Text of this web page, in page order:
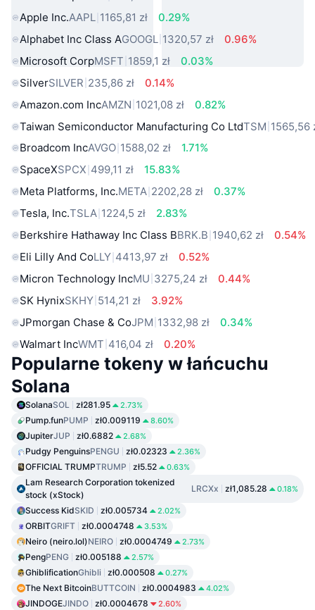
Apple Inc.AAPL 1165,81 zł
0.29%
Alphabet Inc Class AGOOGL 1320,57 zł
0.96%
Microsoft CorpMSFT 1859,1 zł
0.03%
SilverSILVER 235,86 zł
0.14%
Amazon.com IncAMZN 1021,08 zł
0.82%
Taiwan Semiconductor Manufacturing Co LtdTSM 1565,56
Broadcom IncAVGO 1588,02 zł
1.71%
SpaceXSPCX 499,11 zł
15.83%
Meta Platforms, Inc.META 2202,28 zł
0.37%
Tesla, Inc.TSLA 1224,5 zł
2.83%
Berkshire Hathaway Inc Class BBRK.B 1940,62 zł
0.54%
Eli Lilly And CoLLY 4413,97 zł
0.52%
Micron Technology IncMU 3275,24 zł
0.44%
SK HynixSKHY 514,21 zł
3.92%
JPmorgan Chase & CoJPM 1332,98 zł
0.34%
Walmart IncWMT 416,04 zł 0.20%
Popularne tokeny w łańcuchu
Solana
SolanaSOL zł281.95 2.73%
Pump.funPUMP zł0.009119 8.60%
JupiterJUP zł0.6882 2.68%
Pudgy PenguinsPENGU zł0.02323 2.36%
OFFICIAL TRUMPTRUMP zł5.52 0.63%
Lam Research Corporation tokenized
stock (xStock)
LRCXx zł1,085.28 0.18%
Success KidSKID zł0.005734 2.02%
ORBITGRIFT zł0.0004748 3.53%
Neiro (neiro.lol)NEIRO zł0.0004749 2.73%
PengPENG zł0.005188 2.57%
GhiblificationGhibli zł0.000508 0.27%
The Next BitcoinBUTTCOIN zł0.0004983 4.02%
JINDOGEJINDO zł0.0004678 2.60%